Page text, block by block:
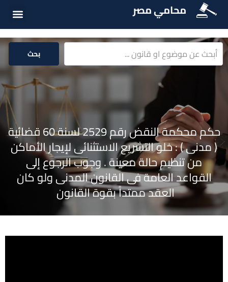
محامي مصر
بحث
حكم محكمة النقض رقم 2529 لسنة 60 قضائية
( مدنى ) : خلو التشريع الاستثنائى لإيجار الأماكن
من تنظيم حالة معينة . وجوب الرجوع إلى
القواعد العامة فى القانون المدنى ولو كان
العقد ممتداً بقوة القانون